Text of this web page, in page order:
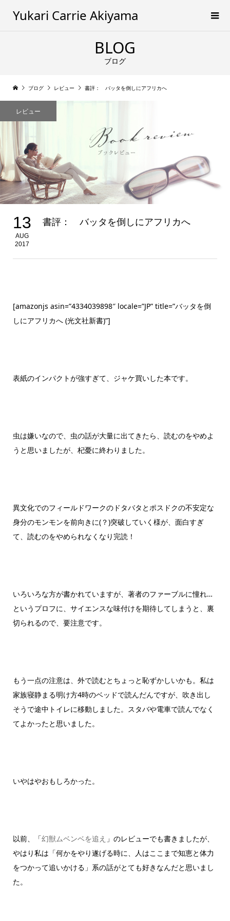
Yukari Carrie Akiyama
BLOG
ブログ
ブログ レビュー 書評： バッタを倒しにアフリカへ
レビュー
13
AUG
2017
書評： バッタを倒しにアフリカへ
[amazonjs asin=”4334039898″ locale=”JP” title=”バッタを倒
しにアフリカへ (光文社新書)”]
表紙のインパクトが強すぎて、ジャケ買いした本です。
虫は嫌いなので、虫の話が大量に出てきたら、読むのをやめよ
うと思いましたが、杞憂に終わりました。
異文化でのフィールドワークのドタバタとポスドクの不安定な
身分のモンモンを前向きに(？)突破していく様が、面白すぎ
て、読むのをやめられなくなり完読！
いろいろな方が書かれていますが、著者のファーブルに憧れ…
というプロフに、サイエンスな味付けを期待してしまうと、裏
切られるので、要注意です。
もう一点の注意は、外で読むとちょっと恥ずかしいかも。私は
家族寝静まる明け方4時のベッドで読んだんですが、吹き出し
そうで途中トイレに移動しました。スタバや電車で読んでなく
てよかったと思いました。
いやはやおもしろかった。
以前、「幻獣ムベンベを追え 」のレビューでも書きましたが、
やはり私は「何かをやり遂げる時に、人はここまで知恵と体力
をつかって追いかける」系の話がとても好きなんだと思いまし
た。